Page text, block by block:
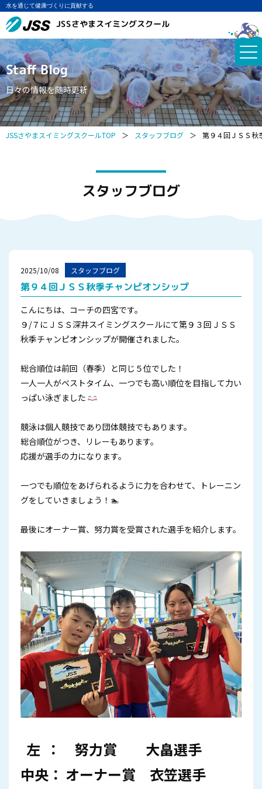
水を通じて健康づくりに貢献する
JSSさやまスイミングスクール
Staff Blog
日々の情報を随時更新
JSSさやまスイミングスクールTOP ＞ スタッフブログ ＞ 第９４回ＪＳＳ秋
スタッフブログ
2025/10/08 スタッフブログ
第９４回ＪＳＳ秋季チャンピオンシップ
こんにちは、コーチの四宮です。
９/７にＪＳＳ深井スイミングスクールにて第９３回ＪＳＳ
秋季チャンピオンシップが開催されました。
総合順位は前回（春季）と同じ５位でした！
一人一人がベストタイム、一つでも高い順位を目指して力い
っぱい泳ぎました
競泳は個人競技であり団体競技でもあります。
総合順位がつき、リレーもあります。
応援が選手の力になります。
一つでも順位をあげられるように力を合わせて、トレーニン
グをしていきましょう！🏊
最後にオーナー賞、努力賞を受賞された選手を紹介します。
左 ： 努力賞 大畠選手
中央： オーナー賞 衣笠選手